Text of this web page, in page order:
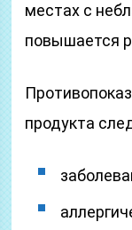
местах с
повышается
продукта